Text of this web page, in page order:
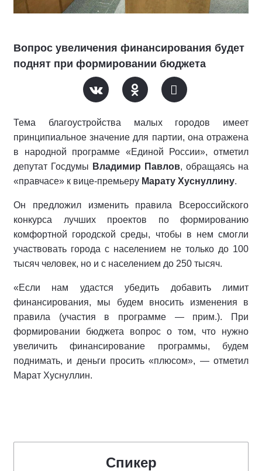
Вопрос увеличения финансирования будет
поднят при формировании бюджета
Тема благоустройства малых городов имеет
принципиальное значение для партии, она отражена
в народной программе «Единой России», отметил
депутат Госдумы Владимир Павлов, обращаясь на
«правчасе» к вице-премьеру Марату Хуснуллину.
Он предложил изменить правила Всероссийского
конкурса лучших проектов по формированию
комфортной городской среды, чтобы в нем смогли
участвовать города с населением не только до 100
тысяч человек, но и с населением до 250 тысяч.
«Если нам удастся убедить добавить лимит
финансирования, мы будем вносить изменения в
правила (участия в программе — прим.). При
формировании бюджета вопрос о том, что нужно
увеличить финансирование программы, будем
поднимать, и деньги просить «плюсом», — отметил
Марат Хуснуллин.
Спикер